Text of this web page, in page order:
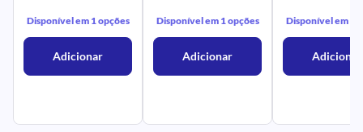
Disponível em 1 opções
Adicionar
Disponível em 1 opções
Adicionar
Disponível em 1
Adicionar